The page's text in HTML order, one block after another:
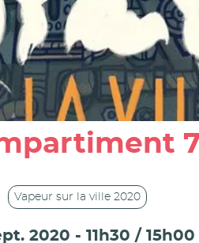
7
Vapeur sur la ville 2020
2020 - 11h30 /